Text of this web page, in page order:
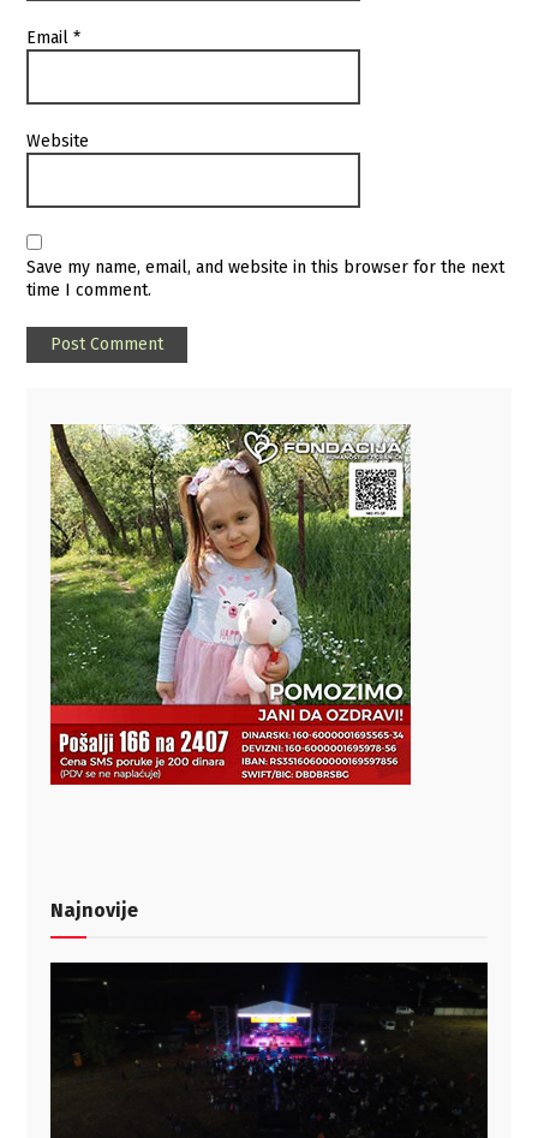
Email*
Website
Save my name, email, and website in this browser for the next
time I comment.
Najnovije